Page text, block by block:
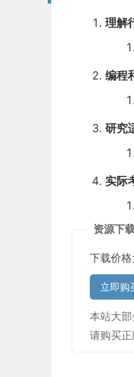
理解
编程
研究
实际
资源下
下载价格
立即购
本站大
请购买